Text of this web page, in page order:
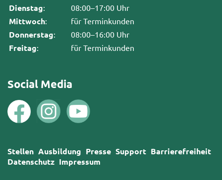
Dienstag: 08:00–17:00 Uhr
Mittwoch: für Terminkunden
Donnerstag: 08:00–16:00 Uhr
Freitag: für Terminkunden
Social Media
Stellen Ausbildung Presse Support Barrierefreiheit
Datenschutz Impressum